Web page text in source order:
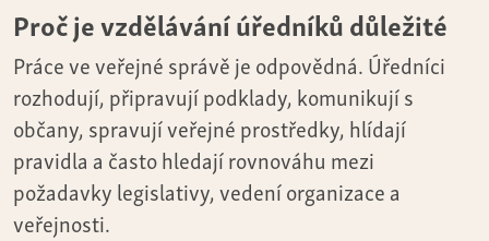
Proč je vzdělávání úředníků důležité
Práce ve veřejné správě je odpovědná. Úředníci
rozhodují, připravují podklady, komunikují s
občany, spravují veřejné prostředky, hlídají
pravidla a často hledají rovnováhu mezi
požadavky legislativy, vedení organizace a
veřejnosti.